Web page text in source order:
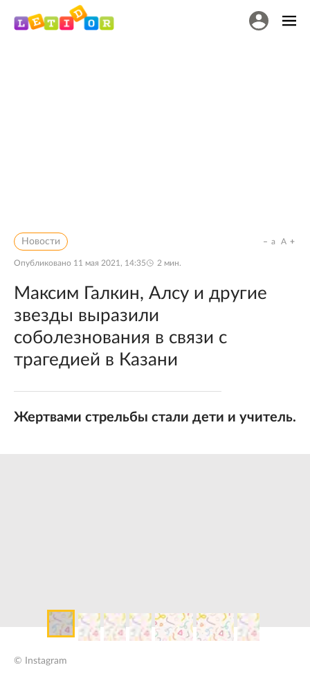
Новости
Опубликовано 11 мая 2021, 14:35 2 мин.
a A
Максим Галкин, Алсу и другие
звезды выразили
соболезнования в связи с
трагедией в Казани
Жертвами стрельбы стали дети и учитель.
© Instagram